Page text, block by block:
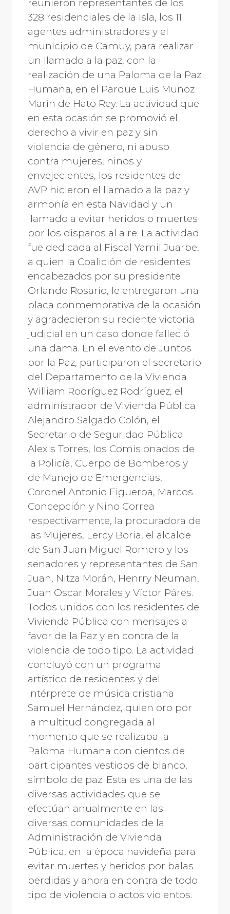
reunieron representantes de los
328 residenciales de la Isla, los 11
agentes administradores y el
municipio de Camuy, para realizar
un llamado a la paz, con la
realización de una Paloma de la Paz
Humana, en el Parque Luis Muñoz
Marín de Hato Rey. La actividad que
en esta ocasión se promovió el
derecho a vivir en paz y sin
violencia de género, ni abuso
contra mujeres, niños y
envejecientes, los residentes de
AVP hicieron el llamado a la paz y
armonía en esta Navidad y un
llamado a evitar heridos o muertes
por los disparos al aire. La actividad
fue dedicada al Fiscal Yamil Juarbe,
a quien la Coalición de residentes
encabezados por su presidente
Orlando Rosario, le entregaron una
placa conmemorativa de la ocasión
y agradecieron su reciente victoria
judicial en un caso donde falleció
una dama. En el evento de Juntos
por la Paz, participaron el secretario
del Departamento de la Vivienda
William Rodríguez Rodríguez, el
administrador de Vivienda Pública
Alejandro Salgado Colón, el
Secretario de Seguridad Pública
Alexis Torres, los Comisionados de
la Policía, Cuerpo de Bomberos y
de Manejo de Emergencias,
Coronel Antonio Figueroa, Marcos
Concepción y Nino Correa
respectivamente, la procuradora de
las Mujeres, Lercy Boria, el alcalde
de San Juan Miguel Romero y los
senadores y representantes de San
Juan, Nitza Morán, Henrry Neuman,
Juan Oscar Morales y Víctor Páres.
Todos unidos con los residentes de
Vivienda Pública con mensajes a
favor de la Paz y en contra de la
violencia de todo tipo. La actividad
concluyó con un programa
artístico de residentes y del
intérprete de música cristiana
Samuel Hernández, quien oro por
la multitud congregada al
momento que se realizaba la
Paloma Humana con cientos de
participantes vestidos de blanco,
símbolo de paz. Esta es una de las
diversas actividades que se
efectúan anualmente en las
diversas comunidades de la
Administración de Vivienda
Pública, en la época navideña para
evitar muertes y heridos por balas
perdidas y ahora en contra de todo
tipo de violencia o actos violentos.